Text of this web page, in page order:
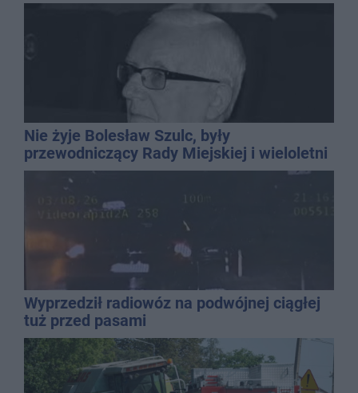
Nie żyje Bolesław Szulc, były
przewodniczący Rady Miejskiej i wieloletni
dyrektor SP 14
Wyprzedził radiowóz na podwójnej ciągłej
tuż przed pasami